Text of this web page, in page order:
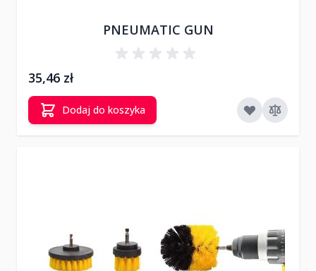
PNEUMATIC GUN
35,46 zł
Dodaj do koszyka